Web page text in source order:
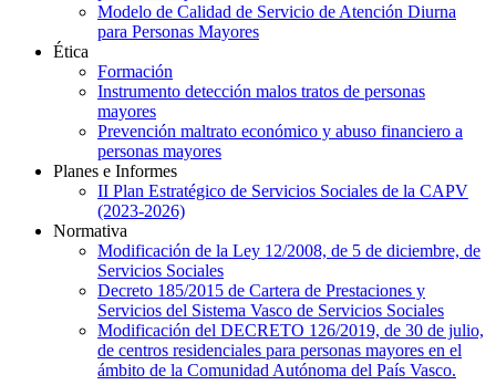
Modelo de Calidad de Servicio de Atención Diurna
para Personas Mayores
Ética
Formación
Instrumento detección malos tratos de personas
mayores
Prevención maltrato económico y abuso financiero a
personas mayores
Planes e Informes
II Plan Estratégico de Servicios Sociales de la CAPV
(2023-2026)
Normativa
Modificación de la Ley 12/2008, de 5 de diciembre, de
Servicios Sociales
Decreto 185/2015 de Cartera de Prestaciones y
Servicios del Sistema Vasco de Servicios Sociales
Modificación del DECRETO 126/2019, de 30 de julio,
de centros residenciales para personas mayores en el
ámbito de la Comunidad Autónoma del País Vasco.